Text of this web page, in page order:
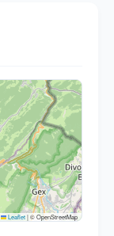
Leaflet|© OpenStreetMap